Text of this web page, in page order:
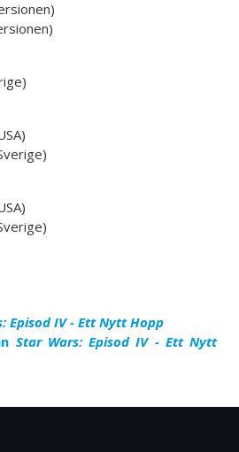
Episod IV - Ett Nytt Hopp
Star Wars: Episod IV - Ett Nytt